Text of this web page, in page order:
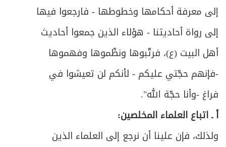
إلى معرفة أحكامها وخطوطها - فارجعوا فيها
إلى رواة أحاديثنا - هؤلاء الذين جمعوا أحاديث
أهل البيت (ع)، فرتّبوها ونظّموها وفهموها
-فإنهم حجّتي عليكم - لأنكم لن تعيشوا في
فراغ -وأنا حجّة الله".
أ ـ اتباع العلماء المخلصين:
ولذلك، فإن علينا أن نرجع إلى العلماء الذين